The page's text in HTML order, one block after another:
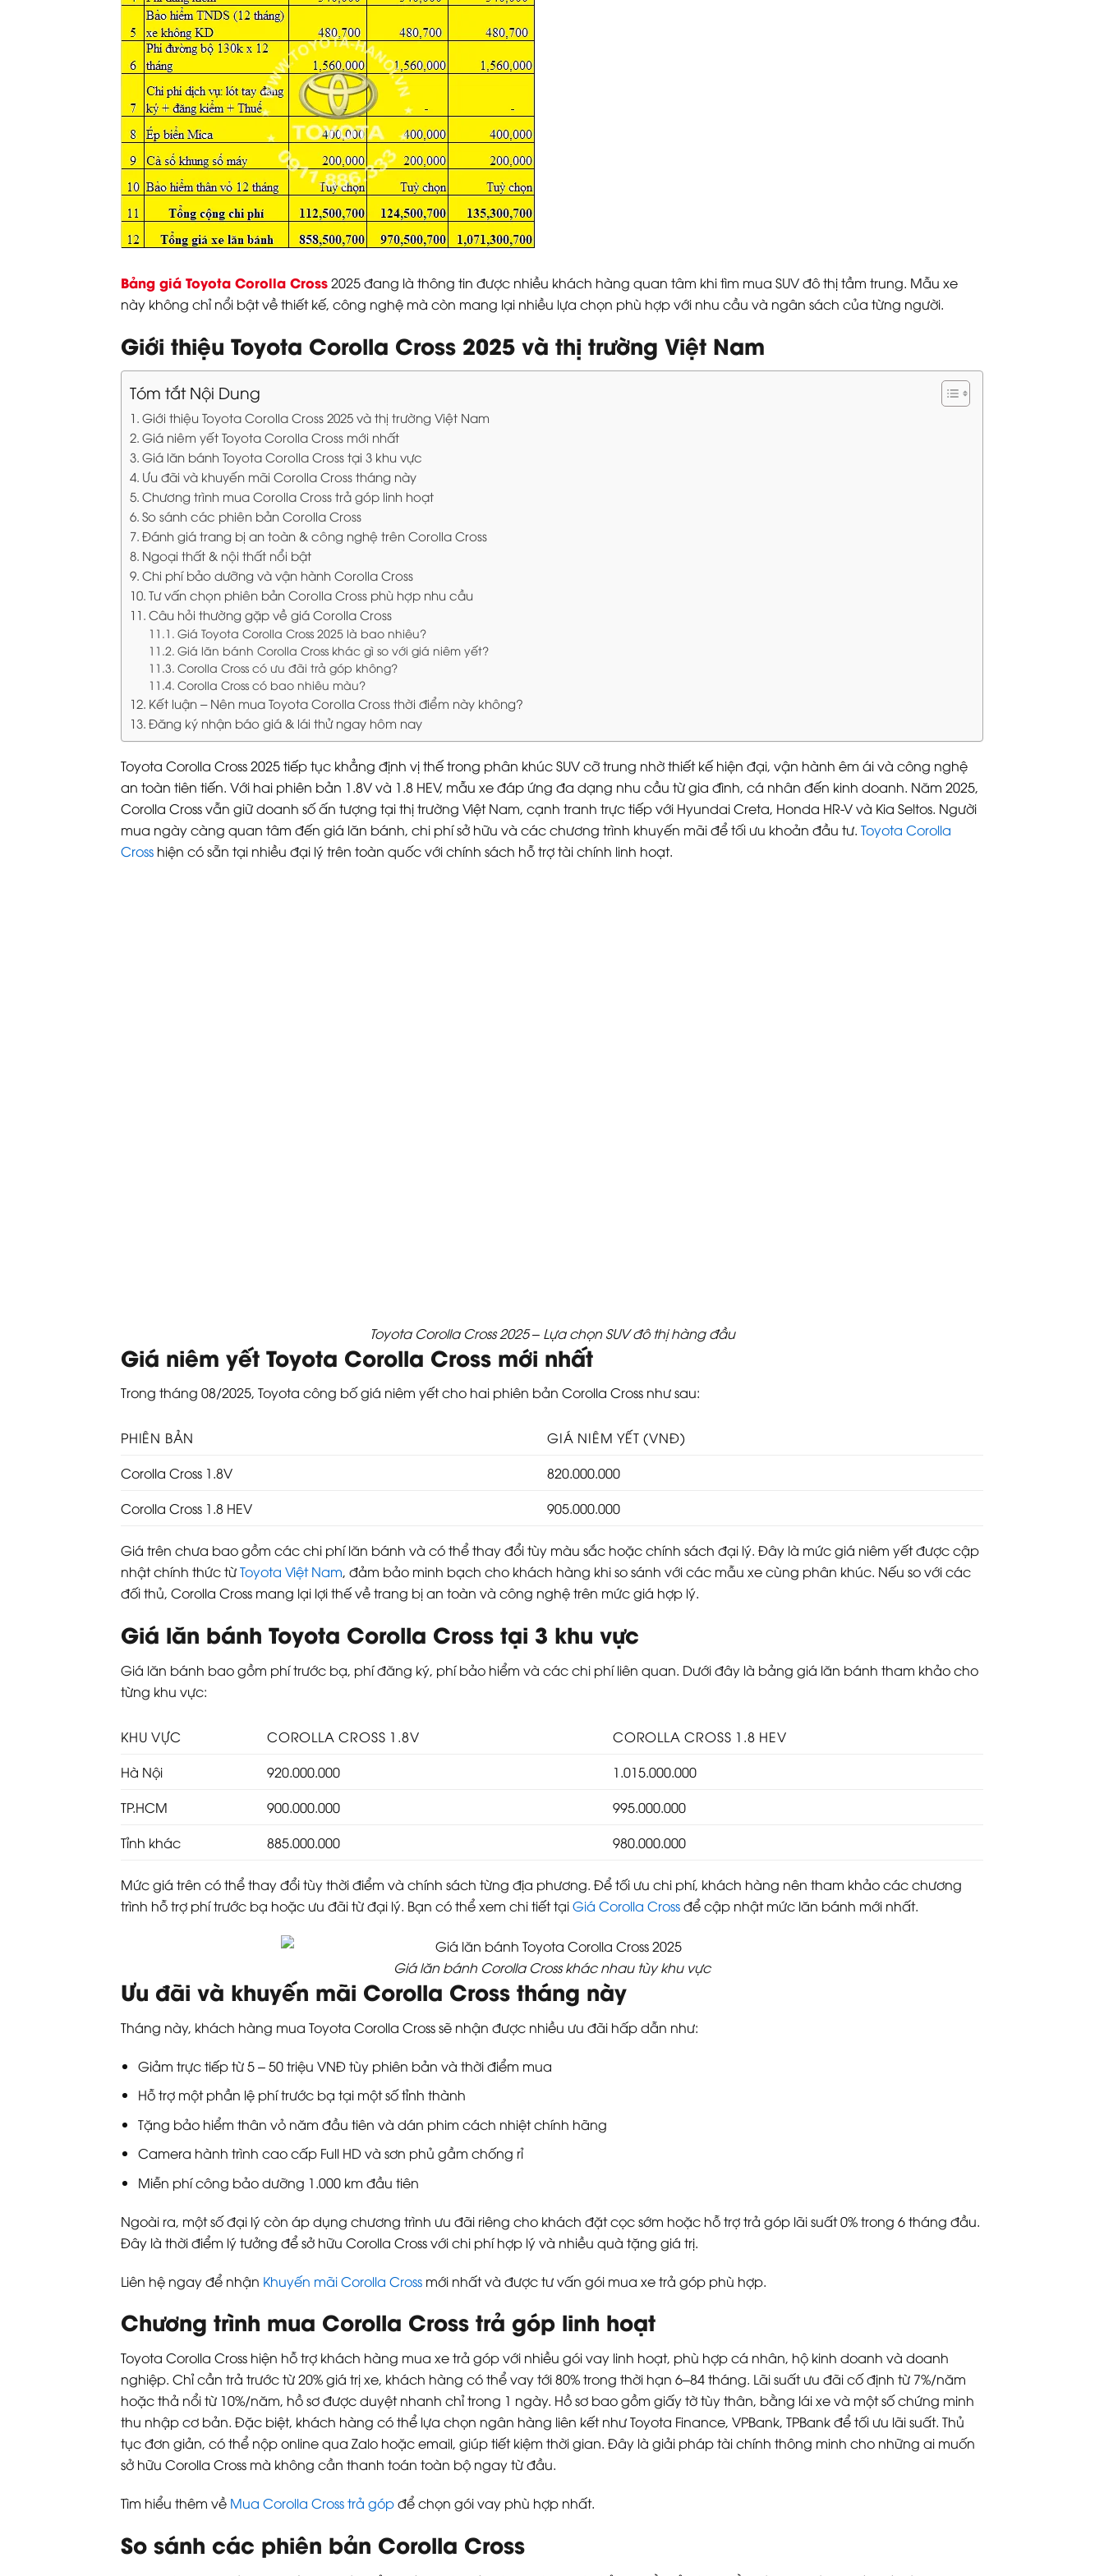
Bảng giá Toyota Corolla Cross2025 đang là thông tin được nhiều khách hàng quan tâm khi tìm mua SUV đô thị tầm trung. Mẫu xe
này không chỉ nổi bật về thiết kế, công nghệ mà còn mang lại nhiều lựa chọn phù hợp với nhu cầu và ngân sách của từng người.
Giới thiệu Toyota Corolla Cross 2025 và thị trường Việt Nam
Tóm tắt Nội Dung
Giới thiệu Toyota Corolla Cross 2025 và thị trường Việt Nam
Giá niêm yết Toyota Corolla Cross mới nhất
Giá lăn bánh Toyota Corolla Cross tại 3 khu vực
Ưu đãi và khuyến mãi Corolla Cross tháng này
Chương trình mua Corolla Cross trả góp linh hoạt
So sánh các phiên bản Corolla Cross
Đánh giá trang bị an toàn & công nghệ trên Corolla Cross
Ngoại thất & nội thất nổi bật
Chi phí bảo dưỡng và vận hành Corolla Cross
Tư vấn chọn phiên bản Corolla Cross phù hợp nhu cầu
Câu hỏi thường gặp về giá Corolla Cross
Giá Toyota Corolla Cross 2025 là bao nhiêu?
Giá lăn bánh Corolla Cross khác gì so với giá niêm yết?
Corolla Cross có ưu đãi trả góp không?
Corolla Cross có bao nhiêu màu?
Kết luận – Nên mua Toyota Corolla Cross thời điểm này không?
Đăng ký nhận báo giá & lái thử ngay hôm nay
Toyota Corolla Cross 2025 tiếp tục khẳng định vị thế trong phân khúc SUV cỡ trung nhờ thiết kế hiện đại, vận hành êm ái và công nghệ
an toàn tiên tiến. Với hai phiên bản 1.8V và 1.8 HEV, mẫu xe đáp ứng đa dạng nhu cầu từ gia đình, cá nhân đến kinh doanh. Năm 2025,
Corolla Cross vẫn giữ doanh số ấn tượng tại thị trường Việt Nam, cạnh tranh trực tiếp với Hyundai Creta, Honda HR-V và Kia Seltos. Người
mua ngày càng quan tâm đến giá lăn bánh, chi phí sở hữu và các chương trình khuyến mãi để tối ưu khoản đầu tư. Toyota Corolla
Cross hiện có sẵn tại nhiều đại lý trên toàn quốc với chính sách hỗ trợ tài chính linh hoạt.
Toyota Corolla Cross 2025 – Lựa chọn SUV đô thị hàng đầu
Giá niêm yết Toyota Corolla Cross mới nhất
Trong tháng 08/2025, Toyota công bố giá niêm yết cho hai phiên bản Corolla Cross như sau:
PHIÊN BẢN
GIÁ NIÊM YẾT (VNĐ)
Corolla Cross 1.8V
820.000.000
Corolla Cross 1.8 HEV
905.000.000
Giá trên chưa bao gồm các chi phí lăn bánh và có thể thay đổi tùy màu sắc hoặc chính sách đại lý. Đây là mức giá niêm yết được cập
nhật chính thức từToyota Việt Nam, đảm bảo minh bạch cho khách hàng khi so sánh với các mẫu xe cùng phân khúc. Nếu so với các
đối thủ, Corolla Cross mang lại lợi thế về trang bị an toàn và công nghệ trên mức giá hợp lý.
Giá lăn bánh Toyota Corolla Cross tại 3 khu vực
Giá lăn bánh bao gồm phí trước bạ, phí đăng ký, phí bảo hiểm và các chi phí liên quan. Dưới đây là bảng giá lăn bánh tham khảo cho
từng khu vực:
KHU VỰC COROLLA CROSS 1.8V
COROLLA CROSS 1.8 HEV
Hà Nội
920.000.000
1.015.000.000
TP.HCM
900.000.000
995.000.000
Tỉnh khác
885.000.000 980.000.000
Mức giá trên có thể thay đổi tùy thời điểm và chính sách từng địa phương. Để tối ưu chi phí, khách hàng nên tham khảo các chương
trình hỗ trợ phí trước bạ hoặc ưu đãi từ đại lý. Bạn có thể xem chi tiết tạiGiá Corolla Crossđể cập nhật mức lăn bánh mới nhất.
Giá lăn bánh Corolla Cross khác nhau tùy khu vực
Ưu đãi và khuyến mãi Corolla Cross tháng này
Tháng này, khách hàng mua Toyota Corolla Cross sẽ nhận được nhiều ưu đãi hấp dẫn như:
Giảm trực tiếp từ 5 – 50 triệu VNĐ tùy phiên bản và thời điểm mua
Hỗ trợ một phần lệ phí trước bạ tại một số tỉnh thành
Tặng bảo hiểm thân vỏ năm đầu tiên và dán phim cách nhiệt chính hãng
Camera hành trình cao cấp Full HD và sơn phủ gầm chống rỉ
Miễn phí công bảo dưỡng 1.000 km đầu tiên
Ngoài ra, một số đại lý còn áp dụng chương trình ưu đãi riêng cho khách đặt cọc sớm hoặc hỗ trợ trả góp lãi suất 0% trong 6 tháng đầu.
Đây là thời điểm lý tưởng để sở hữu Corolla Cross với chi phí hợp lý và nhiều quà tặng giá trị.
Liên hệ ngay để nhận Khuyến mãi Corolla Cross mới nhất và được tư vấn gói mua xe trả góp phù hợp.
Chương trình mua Corolla Cross trả góp linh hoạt
Toyota Corolla Cross hiện hỗ trợ khách hàng mua xe trả góp với nhiều gói vay linh hoạt, phù hợp cá nhân, hộ kinh doanh và doanh
nghiệp. Chỉ cần trả trước từ 20% giá trị xe, khách hàng có thể vay tới 80% trong thời hạn 6–84 tháng. Lãi suất ưu đãi cố định từ 7%/năm
hoặc thả nổi từ 10%/năm, hồ sơ được duyệt nhanh chỉ trong 1 ngày. Hồ sơ bao gồm giấy tờ tùy thân, bằng lái xe và một số chứng minh
thu nhập cơ bản. Đặc biệt, khách hàng có thể lựa chọn ngân hàng liên kết như Toyota Finance, VPBank, TPBank để tối ưu lãi suất. Thủ
tục đơn giản, có thể nộp online qua Zalo hoặc email, giúp tiết kiệm thời gian. Đây là giải pháp tài chính thông minh cho những ai muốn
sở hữu Corolla Cross mà không cần thanh toán toàn bộ ngay từ đầu.
Tìm hiểu thêm về Mua Corolla Cross trả gópđể chọn gói vay phù hợp nhất.
So sánh các phiên bản Corolla Cross